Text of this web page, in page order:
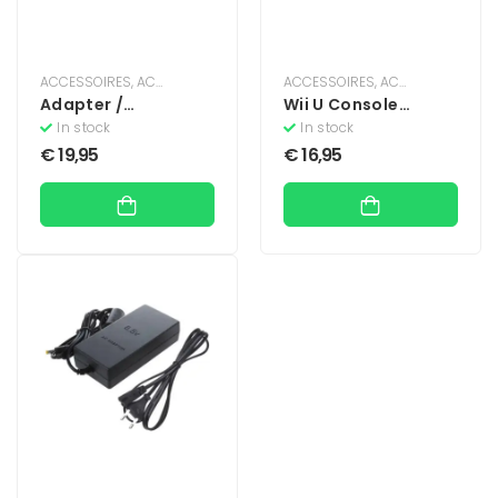
ACCESSOIRES,ACCESSOIRES ,KABELS & OPLADERS
Adapter /
Stroomkabel Voor
Playstation 1 Slim
(PS One)
In stock
€19,95
ACCESSOIRES,ACCESSOIRES
Wii U Console
Stroomkabel
In stock
€16,95